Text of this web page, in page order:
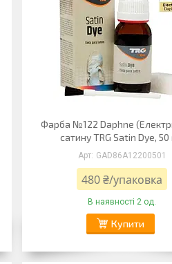
Фарба №122 Daphne
сатину TRG Satin Dye,
GAD86А12200501
480 ₴/упаковка
В наявності 2 од.
Купити